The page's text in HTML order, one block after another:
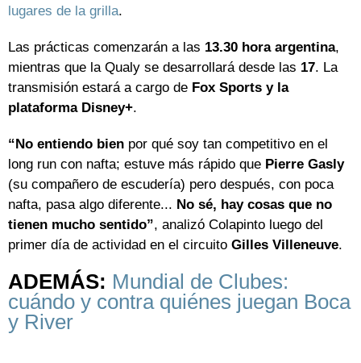
lugares de la grilla.
Las prácticas comenzarán a las 13.30 hora argentina,
mientras que la Qualy se desarrollará desde las 17. La
transmisión estará a cargo de Fox Sports y la
plataforma Disney+.
“No entiendo bien por qué soy tan competitivo en el
long run con nafta; estuve más rápido que Pierre Gasly
(su compañero de escudería) pero después, con poca
nafta, pasa algo diferente... No sé, hay cosas que no
tienen mucho sentido”, analizó Colapinto luego del
primer día de actividad en el circuito Gilles Villeneuve.
ADEMÁS: Mundial de Clubes:
cuándo y contra quiénes juegan Boca
y River